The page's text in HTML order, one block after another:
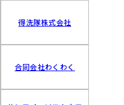
得洗隊株式会社
合同会社わくわく